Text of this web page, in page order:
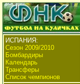
ИСПАНИЯ:
Сезон 2009/2010
Бомбардиры
Календарь
Трансферы
Список чемпионов